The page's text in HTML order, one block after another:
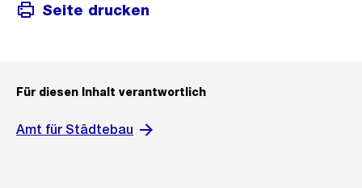
Seite drucken
Für diesen Inhalt verantwortlich
Amt für Städtebau